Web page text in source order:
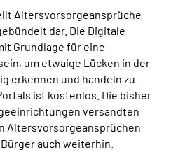
Altersvorsorgeansprüche
dar. Die Digitale
Grundlage für eine
um etwaige Lücken in der
erkennen und handeln zu
ist kostenlos. Die bisher
versandten
Altersvorsorgeansprüchen
auch weiterhin.